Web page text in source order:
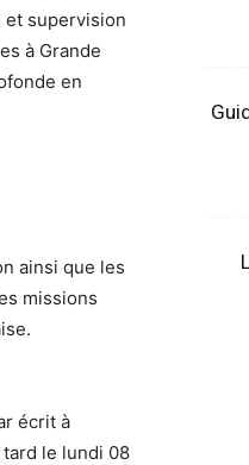
et supervision
à Grande
en
ainsi que les
missions
écrit à
le lundi 08